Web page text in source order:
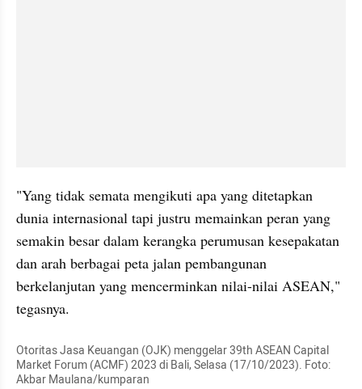
"Yang tidak semata mengikuti apa yang ditetapkan
dunia internasional tapi justru memainkan peran yang
semakin besar dalam kerangka perumusan kesepakatan
dan arah berbagai peta jalan pembangunan
berkelanjutan yang mencerminkan nilai-nilai ASEAN,"
tegasnya.
Otoritas Jasa Keuangan (OJK) menggelar 39th ASEAN Capital
Market Forum (ACMF) 2023 di Bali, Selasa (17/10/2023). Foto:
Akbar Maulana/kumparan